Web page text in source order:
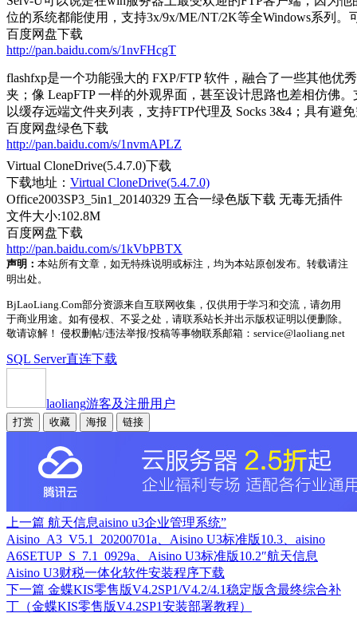
位的系统都能使用，支持3x/9x/ME/NT/2K等全Windows系列
百度网盘下载
http://pan.baidu.com/s/1nvFHcgT
flashfxp是一个功能强大的 FXP/FTP 软件，融合了一些其他优
夹；像 LeapFTP 一样的外观界面，甚至设计思路也差相仿佛
以缓存远端文件夹列表，支持FTP代理及 Socks 3&4；具有避
百度网盘绿色下载
http://pan.baidu.com/s/1nvmAPLZ
Virtual CloneDrive(5.4.7.0)下载
下载地址： Virtual CloneDrive(5.4.7.0)
Office2003SP3_5in1_20140329 五合一绿色版下载 无毒无插件
文件大小:102.8M
百度网盘下载
http://pan.baidu.com/s/1kVbPBTX
声明： 本站所有文章，如无特殊说明或标注，均为本站原创发布。转载请注
明出处。
BjLaoLiang.Com部分资源来自互联网收集，仅供用于学习和交流，请勿用
于商业用途。如有侵权、不妥之处，请联系站长并出示版权证明以便删除。
敬请谅解！ 侵权删帖/违法举报/投稿等事物联系邮箱：service@laoliang.net
SQL Server直连下载
laoliang游客及注册用户
打赏 收藏 海报 链接
上一篇 航天信息aisino u3企业管理系统”
Aisino_A3_V5.1_20200701a、Aisino U3标准版10.3、aisino
A6SETUP_S_7.1_0929a、Aisino U3标准版10.2″航天信息
Aisino U3财税一体化软件安装程序下载
下一篇 金蝶KIS零售版V4.2SP1/V4.2/4.1稳定版含最终综合补
丁（金蝶KIS零售版V4.2SP1安装部署教程）